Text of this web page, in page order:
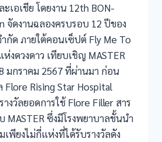
เอเชีย โดยงาน 12th BON-
จัดงานฉลองครบรอบ 12 ปีของ
ด ภายใต้คอนเซ็ปต์ Fly Me To
งดวงดาว เทียบเชิญ MASTER
มกราคม 2567 ที่ผ่านมา ก่อน
Flore Rising Star Hospital
งวัลยอดการใช้ Flore Filler สาร
MASTER ซึ่งมีโรงพยาบาลชั้นนำ
พียงไม่กี่แห่งที่ได้รับรางวัลดัง